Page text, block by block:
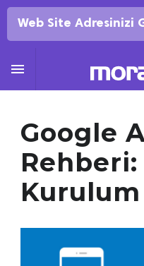

Google
Rehberi:
Kurulum